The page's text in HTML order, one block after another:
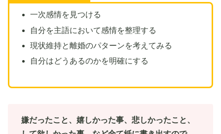
一次感情を見つける
自分を主語において感情を整理する
現状維持と離婚のパターンを考えてみる
自分はどうあるのかを明確にする
嫌だったこと、嬉しかった事、悲しかったこと、